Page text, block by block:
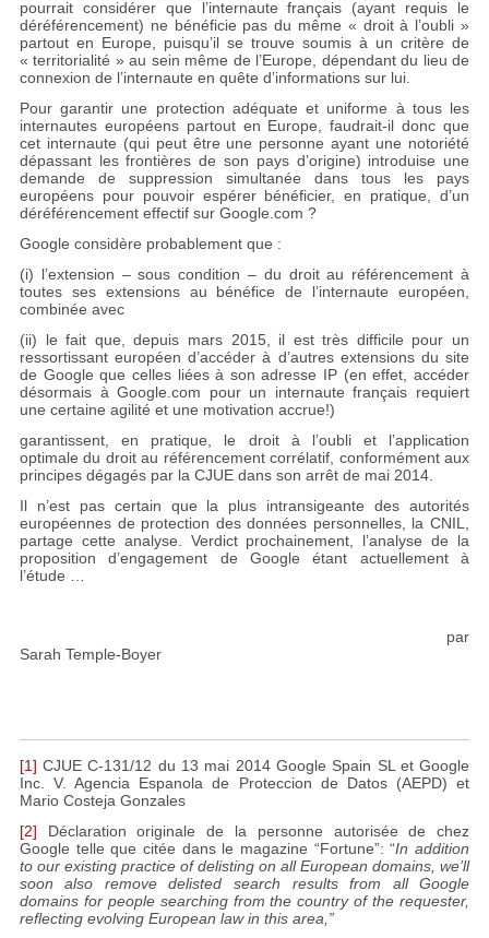
pourrait considérer que l’internaute français (ayant requis le
déréférencement) ne bénéficie pas du même « droit à l’oubli »
partout en Europe, puisqu’il se trouve soumis à un critère de
« territorialité » au sein même de l’Europe, dépendant du lieu de
connexion de l’internaute en quête d’informations sur lui.
Pour garantir une protection adéquate et uniforme à tous les
internautes européens partout en Europe, faudrait-il donc que
cet internaute (qui peut être une personne ayant une notoriété
dépassant les frontières de son pays d’origine) introduise une
demande de suppression simultanée dans tous les pays
européens pour pouvoir espérer bénéficier, en pratique, d’un
déréférencement effectif sur Google.com ?
Google considère probablement que :
(i) l’extension – sous condition – du droit au référencement à
toutes ses extensions au bénéfice de l’internaute européen,
combinée avec
(ii) le fait que, depuis mars 2015, il est très difficile pour un
ressortissant européen d’accéder à d’autres extensions du site
de Google que celles liées à son adresse IP (en effet, accéder
désormais à Google.com pour un internaute français requiert
une certaine agilité et une motivation accrue!)
garantissent, en pratique, le droit à l’oubli et l’application
optimale du droit au référencement corrélatif, conformément aux
principes dégagés par la CJUE dans son arrêt de mai 2014.
Il n’est pas certain que la plus intransigeante des autorités
européennes de protection des données personnelles, la CNIL,
partage cette analyse. Verdict prochainement, l’analyse de la
proposition d’engagement de Google étant actuellement à
l’étude …
par
Sarah Temple-Boyer
[1] CJUE C-131/12 du 13 mai 2014 Google Spain SL et Google
Inc. V. Agencia Espanola de Proteccion de Datos (AEPD) et
Mario Costeja Gonzales
[2] Déclaration originale de la personne autorisée de chez
Google telle que citée dans le magazine “Fortune”: “In addition
to our existing practice of delisting on all European domains, we’ll
soon also remove delisted search results from all Google
domains for people searching from the country of the requester,
reflecting evolving European law in this area,”